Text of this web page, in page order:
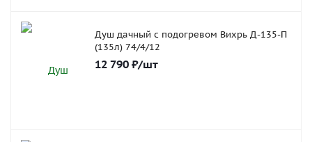
Душ дачный с подогревом Вихрь Д-135-П
(135л) 74/4/12
12 790 ₽/шт